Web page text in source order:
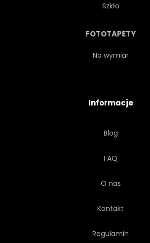
Szkło
FOTOTAPETY
Na wymiar
Informacje
Blog
FAQ
O nas
Kontakt
Regulamin